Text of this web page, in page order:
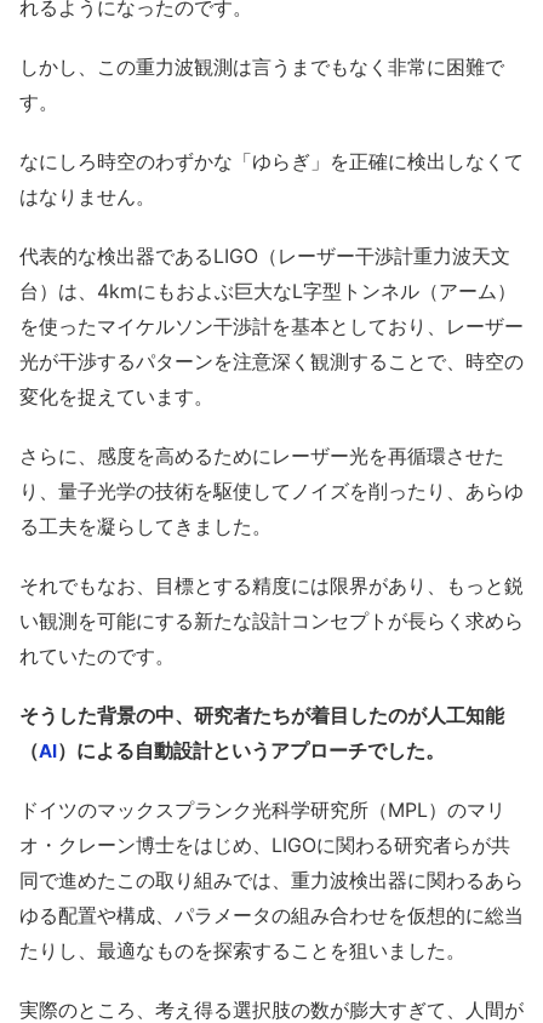
れるようになったのです。
しかし、この重力波観測は言うまでもなく非常に困難で
す。
なにしろ時空のわずかな「ゆらぎ」を正確に検出しなくて
はなりません。
代表的な検出器であるLIGO（レーザー干渉計重力波天文
台）は、4kmにもおよぶ巨大なL字型トンネル（アーム）
を使ったマイケルソン干渉計を基本としており、レーザー
光が干渉するパターンを注意深く観測することで、時空の
変化を捉えています。
さらに、感度を高めるためにレーザー光を再循環させた
り、量子光学の技術を駆使してノイズを削ったり、あらゆ
る工夫を凝らしてきました。
それでもなお、目標とする精度には限界があり、もっと鋭
い観測を可能にする新たな設計コンセプトが長らく求めら
れていたのです。
そうした背景の中、研究者たちが着目したのが人工知能
（AI）による自動設計というアプローチでした。
ドイツのマックスプランク光科学研究所（MPL）のマリ
オ・クレーン博士をはじめ、LIGOに関わる研究者らが共
同で進めたこの取り組みでは、重力波検出器に関わるあら
ゆる配置や構成、パラメータの組み合わせを仮想的に総当
たりし、最適なものを探索することを狙いました。
実際のところ、考え得る選択肢の数が膨大すぎて、人間が